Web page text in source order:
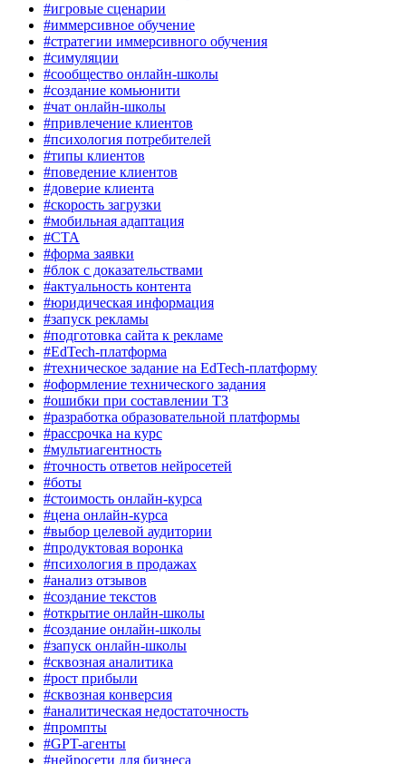
#игровые сценарии
#иммерсивное обучение
#стратегии иммерсивного обучения
#симуляции
#сообщество онлайн-школы
#создание комьюнити
#чат онлайн-школы
#привлечение клиентов
#психология потребителей
#типы клиентов
#поведение клиентов
#доверие клиента
#скорость загрузки
#мобильная адаптация
#CTA
#форма заявки
#блок с доказательствами
#актуальность контента
#юридическая информация
#запуск рекламы
#подготовка сайта к рекламе
#EdTech-платформа
#техническое задание на EdTech-платформу
#оформление технического задания
#ошибки при составлении ТЗ
#разработка образовательной платформы
#рассрочка на курс
#мультиагентность
#точность ответов нейросетей
#боты
#стоимость онлайн-курса
#цена онлайн-курса
#выбор целевой аудитории
#продуктовая воронка
#психология в продажах
#анализ отзывов
#создание текстов
#открытие онлайн-школы
#создание онлайн-школы
#запуск онлайн-школы
#сквозная аналитика
#рост прибыли
#сквозная конверсия
#аналитическая недостаточность
#промпты
#GPT-агенты
#нейросети для бизнеса